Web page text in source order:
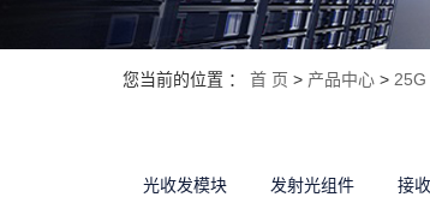
您当前的位置 ： 首 页 > 产品中心 > 25G
光收发模块 发射光组件 接